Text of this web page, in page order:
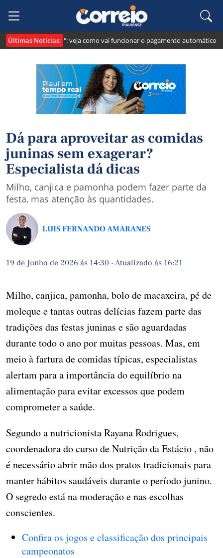
Últimas Notícias:
o "Pix Pensão": veja como vai funcionar o pagamento automático da
Dá para aproveitar as comidas
juninas sem exagerar?
Especialista dá dicas
Milho, canjica e pamonha podem fazer parte da
festa, mas atenção às quantidades.
LUIS FERNANDO AMARANES
19 de Junho de 2026 às 14:30 -Atualizado às 16:21
Milho, canjica, pamonha, bolo de macaxeira, pé de
moleque e tantas outras delícias fazem parte das
tradições das festas juninas e são aguardadas
durante todo o ano por muitas pessoas. Mas, em
meio à fartura de comidas típicas, especialistas
alertam para a importância do equilíbrio na
alimentação para evitar excessos que podem
comprometer a saúde.
Segundo a nutricionista Rayana Rodrigues,
coordenadora do curso de Nutrição da Estácio , não
é necessário abrir mão dos pratos tradicionais para
manter hábitos saudáveis durante o período junino.
O segredo está na moderação e nas escolhas
conscientes.
Confira os jogos e classificação dos principais
campeonatos